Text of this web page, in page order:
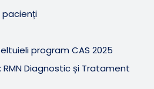
program CAS 2025
RMN Diagnostic și Tratament